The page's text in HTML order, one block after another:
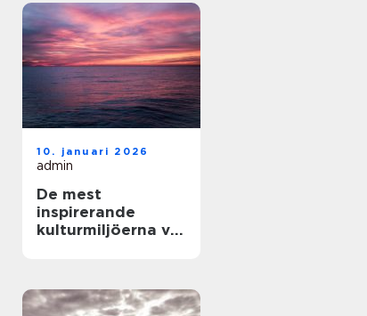
10. januari 2026
admin
De mest
inspirerande
kulturmiljöerna vid